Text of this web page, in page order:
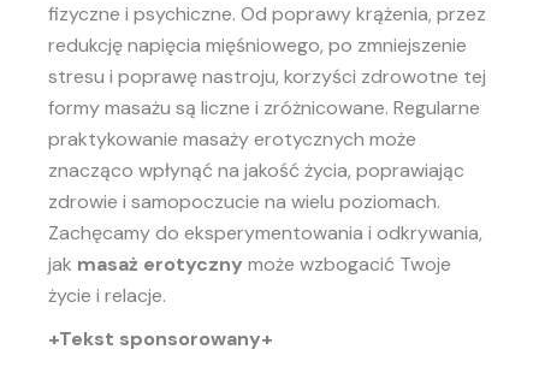
fizyczne i psychiczne. Od poprawy krążenia, przez
redukcję napięcia mięśniowego, po zmniejszenie
stresu i poprawę nastroju, korzyści zdrowotne tej
formy masażu są liczne i zróżnicowane. Regularne
praktykowanie masaży erotycznych może
znacząco wpłynąć na jakość życia, poprawiając
zdrowie i samopoczucie na wielu poziomach.
Zachęcamy do eksperymentowania i odkrywania,
jak masaż erotyczny może wzbogacić Twoje
życie i relacje.
+Tekst sponsorowany+